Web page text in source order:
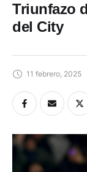
Triunfazo
del City
11 febrero, 2025